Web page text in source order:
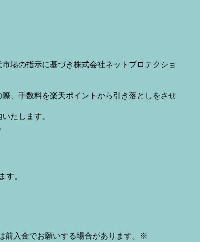
場の指示に基づき株式会社ネットプロテクショ
、手数料を楽天ポイントから引き落としをさせ
たします。
す。
前入金でお願いする場合があります。※